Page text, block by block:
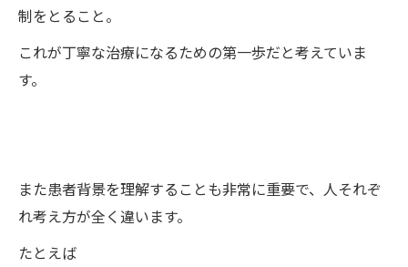
制をとること。
これが丁寧な治療になるための第一歩だと考えていま
す。
また患者背景を理解することも非常に重要で、人それぞ
れ考え方が全く違います。
たとえば